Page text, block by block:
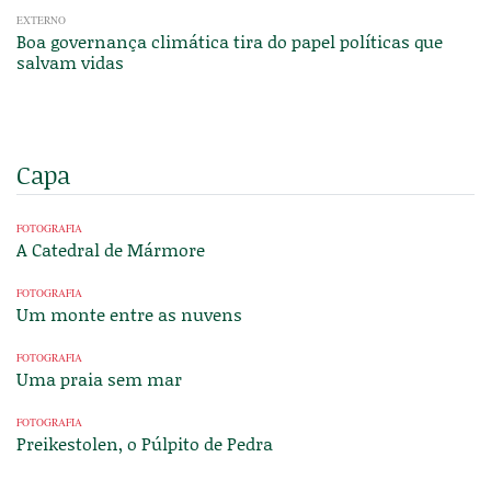
EXTERNO
Boa governança climática tira do papel políticas que
salvam vidas
Capa
FOTOGRAFIA
A Catedral de Mármore
FOTOGRAFIA
Um monte entre as nuvens
FOTOGRAFIA
Uma praia sem mar
FOTOGRAFIA
Preikestolen, o Púlpito de Pedra